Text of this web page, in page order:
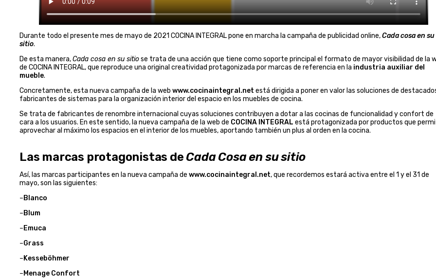
Durante todo el presente mes de mayo de 2021 COCINA INTEGRAL pone en marcha la campaña de publicidad online,Cada cosa en su
sitio.
De esta manera,Cada cosa en su sitiose trata de una acción que tiene como soporte principal el formato de mayor visibilidad de la
de COCINA INTEGRAL, que reproduce una original creatividad protagonizada por marcas de referencia en la industria auxiliar del
mueble.
Concretamente, esta nueva campaña de la web www.cocinaintegral.net está dirigida a poner en valor las soluciones de
fabricantes de sistemas para la organización interior del espacio en los muebles de cocina.
Se trata de fabricantes de renombre internacional cuyas soluciones contribuyen a dotar a las cocinas de funcionalidad y confort de
cara a los usuarios. En este sentido, la nueva campaña de la web de COCINA INTEGRAL está protagonizada por productos que
aprovechar al máximo los espacios en el interior de los muebles, aportando también un plus al orden en la cocina.
Las marcas protagonistas de Cada Cosa en su sitio
Así, las marcas participantes en la nueva campaña de www.cocinaintegral.net, que recordemos estará activa entre el 1 y el 31 de
mayo, son las siguientes:
–Blanco
–Blum
–Emuca
–Grass
–Kesseböhmer
–Menage Confort